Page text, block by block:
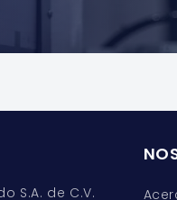
S.A. de C.V.